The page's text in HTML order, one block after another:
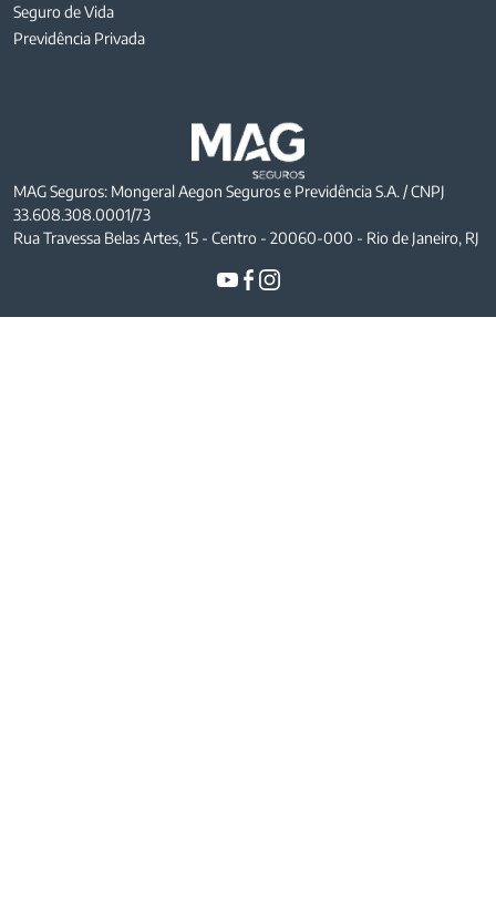
Seguro de Vida
Previdência Privada
MAG Seguros: Mongeral Aegon Seguros e Previdência S.A. / CNPJ
33.608.308.0001/73
Rua Travessa Belas Artes, 15 - Centro - 20060-000 - Rio de Janeiro, RJ